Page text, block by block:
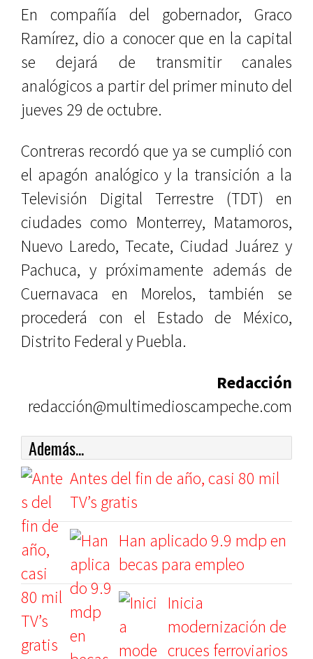
En compañía del gobernador, Graco
Ramírez, dio a conocer que en la capital
se dejará de transmitir canales
analógicos a partir del primer minuto del
jueves 29 de octubre.
Contreras recordó que ya se cumplió con
el apagón analógico y la transición a la
Televisión Digital Terrestre (TDT) en
ciudades como Monterrey, Matamoros,
Nuevo Laredo, Tecate, Ciudad Juárez y
Pachuca, y próximamente además de
Cuernavaca en Morelos, también se
procederá con el Estado de México,
Distrito Federal y Puebla.
Redacción
redacción@multimedioscampeche.com
Además...
Antes del fin de año, casi 80 mil
TV’s gratis
Han aplicado 9.9 mdp en
becas para empleo
Inicia
modernización de
cruces ferroviarios